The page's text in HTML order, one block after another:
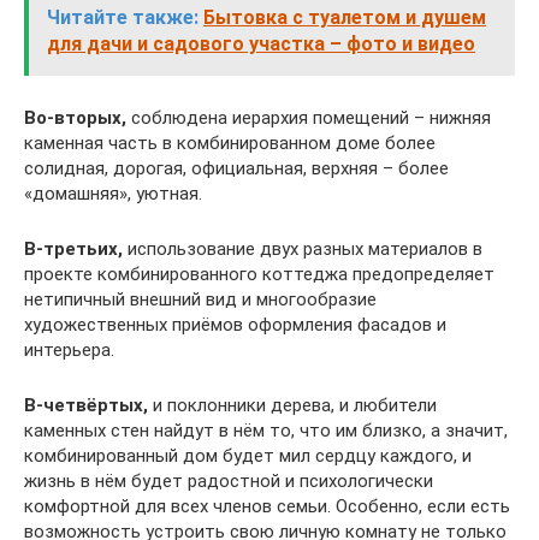
Читайте также: Бытовка с туалетом и душем
для дачи и садового участка – фото и видео
Во-вторых, соблюдена иерархия помещений – нижняя
каменная часть в комбинированном доме более
солидная, дорогая, официальная, верхняя – более
«домашняя», уютная.
В-третьих, использование двух разных материалов в
проекте комбинированного коттеджа предопределяет
нетипичный внешний вид и многообразие
художественных приёмов оформления фасадов и
интерьера.
В-четвёртых, и поклонники дерева, и любители
каменных стен найдут в нём то, что им близко, а значит,
комбинированный дом будет мил сердцу каждого, и
жизнь в нём будет радостной и психологически
комфортной для всех членов семьи. Особенно, если есть
возможность устроить свою личную комнату не только